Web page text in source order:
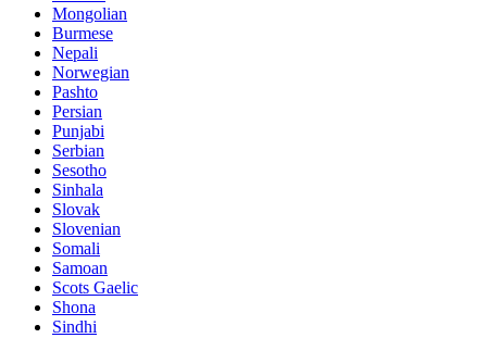
Mongolian
Burmese
Nepali
Norwegian
Pashto
Persian
Punjabi
Serbian
Sesotho
Sinhala
Slovak
Slovenian
Somali
Samoan
Scots Gaelic
Shona
Sindhi